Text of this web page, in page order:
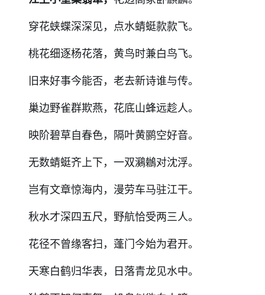
穿花蛱蝶深深见，点水蜻蜓款款飞。
桃花细逐杨花落，黄鸟时兼白鸟飞。
旧来好事今能否，老去新诗谁与传。
巢边野雀群欺燕，花底山蜂远趁人。
映阶碧草自春色，隔叶黄鹂空好音。
无数蜻蜓齐上下，一双鸂鶒对沈浮。
岂有文章惊海内，漫劳车马驻江干。
秋水才深四五尺，野航恰受两三人。
花径不曾缘客扫，蓬门今始为君开。
天寒白鹤归华表，日落青龙见水中。